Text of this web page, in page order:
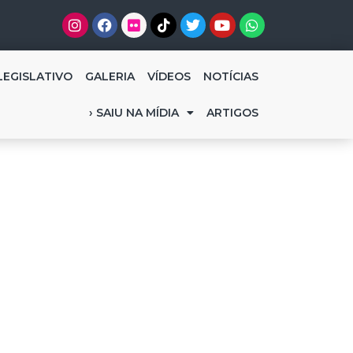
GALERIA VÍDEOS NOTÍCIAS
› SAIU NA MÍDIA ARTIGOS